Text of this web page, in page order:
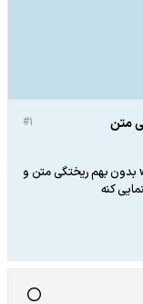
#1
سلام دوستان کسی میدونه چطور فایل pdf را به word بدون بهم ریختگی متن و
کنه